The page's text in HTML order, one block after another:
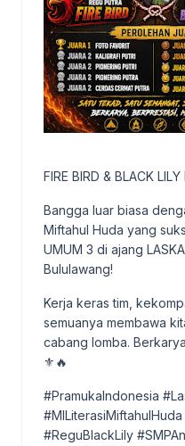
FIRE BIRD & BLACK LILY
Bangga luar biasa
Miftahul Huda yang
UMUM 3 di ajang
Bululawang!
Kerja keras tim,
semuanya membawa
cabang lomba.
⚜️🔥
#PramukaIndonesia
#ReguBlackLily